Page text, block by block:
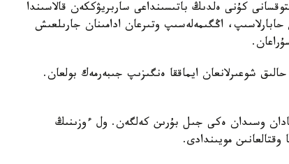
2016-جىلدىڭ جەلتوقسانى كۇنى ەلدىڭ باتىسىنداعى ساربريۋككەن قالاسىندا
حابارلاسىپ، اڭگىمەلەسىپ وتىرعان ادامىنان جارىلعىش
شوعىرلانعان ايماققا ەنگىزىپ جىبەرمەك بولعان.
وسىدان ەكى جىل بۇرىن كەلگەن. ول ءوزىنىڭ
مويىندادى.